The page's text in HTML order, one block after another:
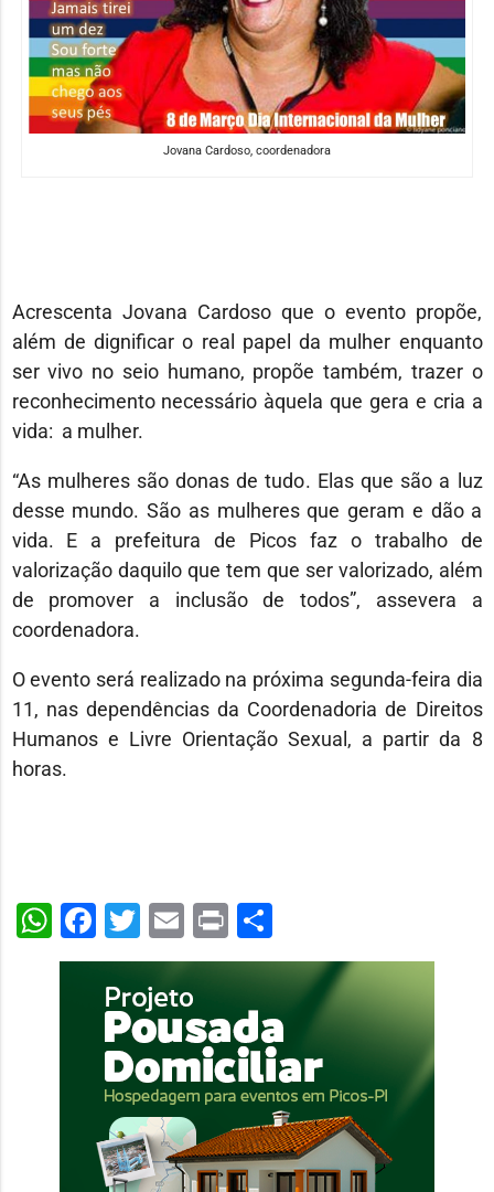
Jovana Cardoso, coordenadora
Acrescenta Jovana Cardoso que o evento propõe,
além de dignificar o real papel da mulher enquanto
ser vivo no seio humano, propõe também, trazer o
reconhecimento necessário àquela que gera e cria a
vida: a mulher.
“As mulheres são donas de tudo. Elas que são a luz
desse mundo. São as mulheres que geram e dão a
vida. E a prefeitura de Picos faz o trabalho de
valorização daquilo que tem que ser valorizado, além
de promover a inclusão de todos”, assevera a
coordenadora.
O evento será realizado na próxima segunda-feira dia
11, nas dependências da Coordenadoria de Direitos
Humanos e Livre Orientação Sexual, a partir da 8
horas.
WhatsApp
Facebook
Twitter
Email
PrintShare